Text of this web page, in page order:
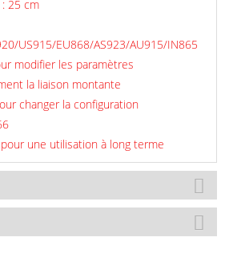
25 cm
US915/EU868/AS923/AU915/IN865
modifier les paramètres
la liaison montante
changer la configuration
une utilisation à long terme